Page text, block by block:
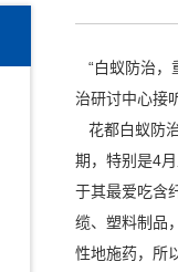
“白蚁防治，
治研讨中心接
花都白蚁防
期，特别是4
于其最爱吃含
缆、塑料制品
性地施药，所